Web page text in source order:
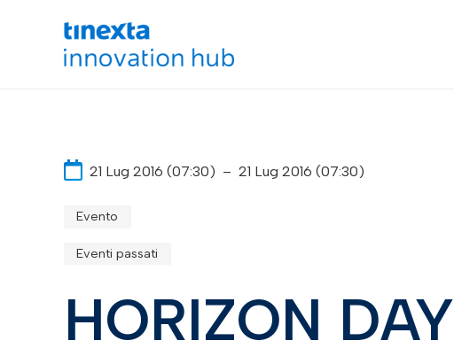
21 Lug 2016 (07:30) – 21 Lug 2016 (07:30)
Evento
Eventi passati
HORIZON DAY